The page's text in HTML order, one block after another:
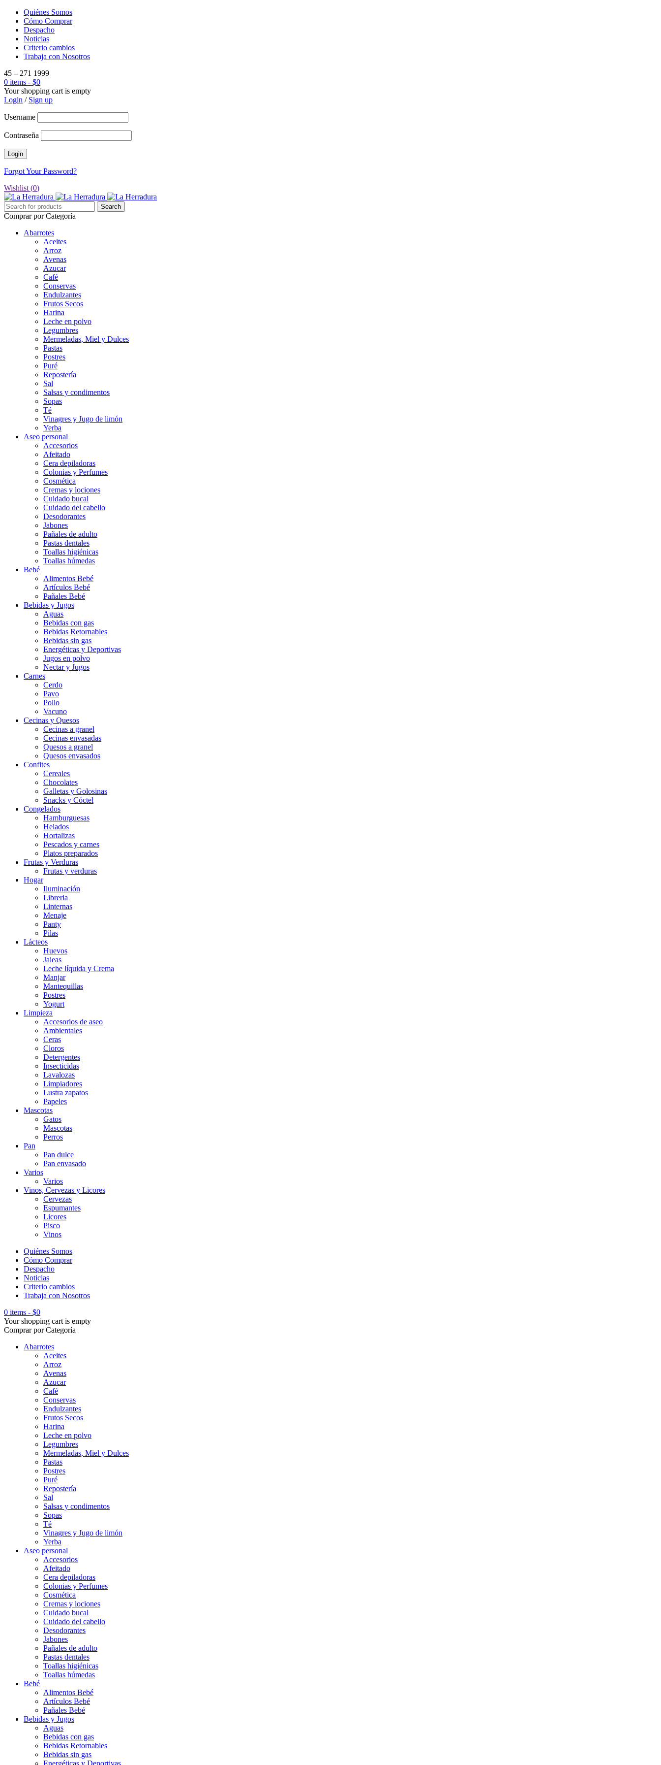
Quiénes Somos
Cómo Comprar
Despacho
Noticias
Criterio cambios
Trabaja con Nosotros
45 – 271 1999
0 items - $0
Your shopping cart is empty
Login / Sign up
Username
Contraseña
Forgot Your Password?
Wishlist (0)
Comprar por Categoría
Abarrotes
Aceites
Arroz
Avenas
Azucar
Café
Conservas
Endulzantes
Frutos Secos
Harina
Leche en polvo
Legumbres
Mermeladas, Miel y Dulces
Pastas
Postres
Puré
Repostería
Sal
Salsas y condimentos
Sopas
Té
Vinagres y Jugo de limón
Yerba
Aseo personal
Accesorios
Afeitado
Cera depiladoras
Colonias y Perfumes
Cosmética
Cremas y lociones
Cuidado bucal
Cuidado del cabello
Desodorantes
Jabones
Pañales de adulto
Pastas dentales
Toallas higiénicas
Toallas húmedas
Bebé
Alimentos Bebé
Artículos Bebé
Pañales Bebé
Bebidas y Jugos
Aguas
Bebidas con gas
Bebidas Retornables
Bebidas sin gas
Energéticas y Deportivas
Jugos en polvo
Nectar y Jugos
Carnes
Cerdo
Pavo
Pollo
Vacuno
Cecinas y Quesos
Cecinas a granel
Cecinas envasadas
Quesos a granel
Quesos envasados
Confites
Cereales
Chocolates
Galletas y Golosinas
Snacks y Cóctel
Congelados
Hamburguesas
Helados
Hortalizas
Pescados y carnes
Platos preparados
Frutas y Verduras
Frutas y verduras
Hogar
Iluminación
Libreria
Linternas
Menaje
Panty
Pilas
Lácteos
Huevos
Jaleas
Leche líquida y Crema
Manjar
Mantequillas
Postres
Yogurt
Limpieza
Accesorios de aseo
Ambientales
Ceras
Cloros
Detergentes
Insecticidas
Lavalozas
Limpiadores
Lustra zapatos
Papeles
Mascotas
Gatos
Mascotas
Perros
Pan
Pan dulce
Pan envasado
Varios
Varios
Vinos, Cervezas y Licores
Cervezas
Espumantes
Licores
Pisco
Vinos
Quiénes Somos
Cómo Comprar
Despacho
Noticias
Criterio cambios
Trabaja con Nosotros
0 items - $0
Your shopping cart is empty
Comprar por Categoría
Abarrotes
Aceites
Arroz
Avenas
Azucar
Café
Conservas
Endulzantes
Frutos Secos
Harina
Leche en polvo
Legumbres
Mermeladas, Miel y Dulces
Pastas
Postres
Puré
Repostería
Sal
Salsas y condimentos
Sopas
Té
Vinagres y Jugo de limón
Yerba
Aseo personal
Accesorios
Afeitado
Cera depiladoras
Colonias y Perfumes
Cosmética
Cremas y lociones
Cuidado bucal
Cuidado del cabello
Desodorantes
Jabones
Pañales de adulto
Pastas dentales
Toallas higiénicas
Toallas húmedas
Bebé
Alimentos Bebé
Artículos Bebé
Pañales Bebé
Bebidas y Jugos
Aguas
Bebidas con gas
Bebidas Retornables
Bebidas sin gas
Energéticas y Deportivas